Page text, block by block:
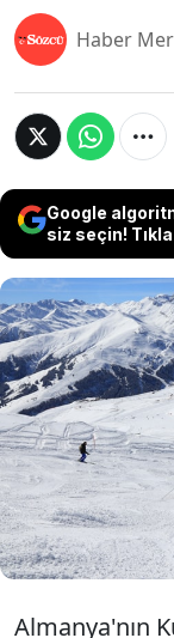
Haber
Google
siz seçin!
Almanya'nın